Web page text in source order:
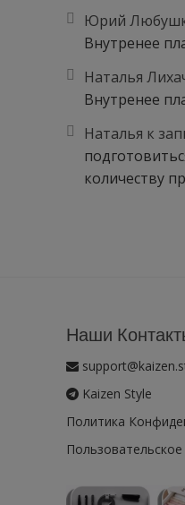
Юрий
Внутренее
Наталья
Внутренее
Наталья к
количеству
Наши
Kaizen Style
Политика